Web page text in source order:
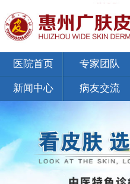
医院首页 专家团队
新闻中心 病友交流